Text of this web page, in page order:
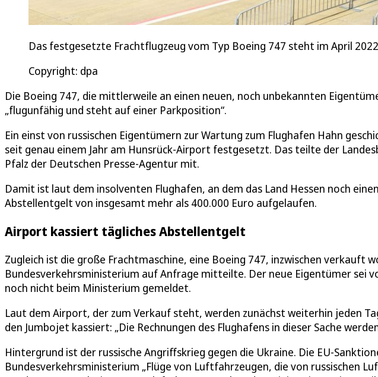
Das festgesetzte Frachtflugzeug vom Typ Boeing 747 steht im April
Copyright: dpa
Die Boeing 747, die mittlerweile an einen neuen, noch unbekannten
„flugunfähig und steht auf einer Parkposition“.
Ein einst von russischen Eigentümern zur Wartung zum Flughafen Hahn
seit genau einem Jahr am Hunsrück-Airport festgesetzt. Das teilte der
Pfalz der Deutschen Presse-Agentur mit.
Damit ist laut dem insolventen Flughafen, an dem das Land Hessen noch
Abstellentgelt von insgesamt mehr als 400.000 Euro aufgelaufen.
Airport kassiert tägliches Abstellentgelt
Zugleich ist die große Frachtmaschine, eine Boeing 747, inzwischen verkauft
Bundesverkehrsministerium auf Anfrage mitteilte. Der neue Eigentümer sei
noch nicht beim Ministerium gemeldet.
Laut dem Airport, der zum Verkauf steht, werden zunächst weiterhin jeden
den Jumbojet kassiert: „Die Rechnungen des Flughafens in dieser Sache
Hintergrund ist der russische Angriffskrieg gegen die Ukraine. Die EU-
Bundesverkehrsministerium „Flüge von Luftfahrzeugen, die von russischen